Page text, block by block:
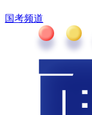
国考频道